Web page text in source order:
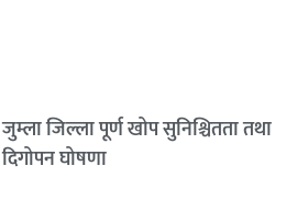
जुम्ला जिल्ला पूर्ण खोप सुनिश्चितता तथा
दिगोपन घोषणा